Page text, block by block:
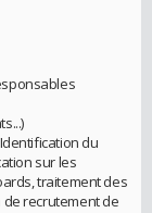
du
sur les
traitement des
recrutement de